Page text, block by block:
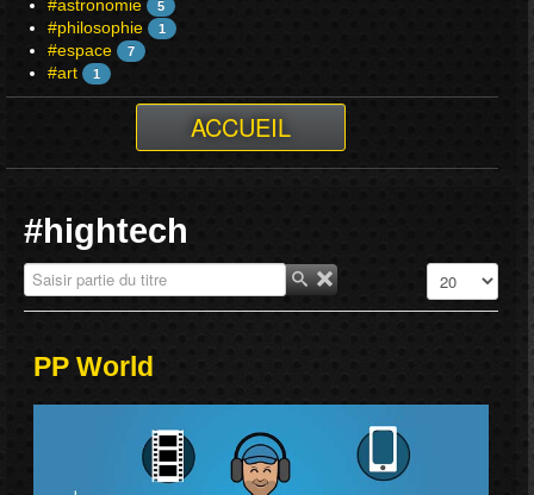
#astronomie 5
#philosophie 1
#espace 7
#art 1
ACCUEIL
#hightech
Saisir partie du titre Affichage #
PP World